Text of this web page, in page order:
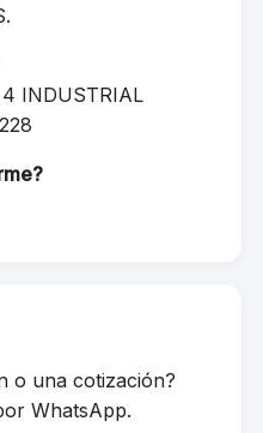
INDUSTRIAL
o una cotización?
WhatsApp.